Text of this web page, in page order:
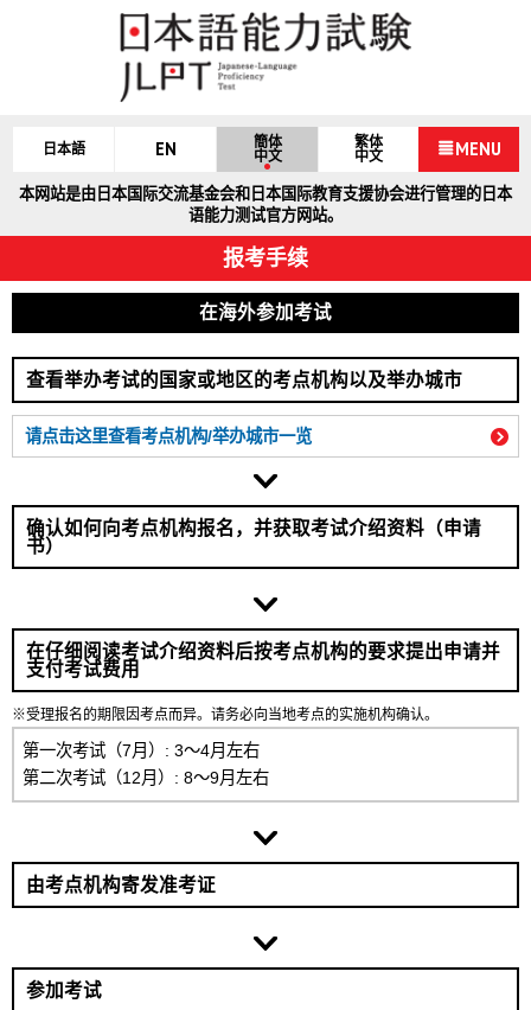
日本語 EN
簡体
中文
繁体
中文
MENU
本网站是由日本国际交流基金会和日本国际教育支援协会进行管理的日本
语能力测试官方网站。
报考手续
在海外参加考试
查看举办考试的国家或地区的考点机构以及举办城市
请点击这里查看考点机构/举办城市一览
确认如何向考点机构报名，并获取考试介绍资料（申请
书）
在仔细阅读考试介绍资料后按考点机构的要求提出申请并
支付考试费用
※受理报名的期限因考点而异。请务必向当地考点的实施机构确认。
第一次考试（7月）: 3〜4月左右
第二次考试（12月）: 8〜9月左右
由考点机构寄发准考证
参加考试